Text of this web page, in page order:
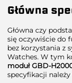
Główna
Główna czy
się oczywiście do
bez korzystania z
Watches. W tym
moduł GBD-
specyfikacji należy